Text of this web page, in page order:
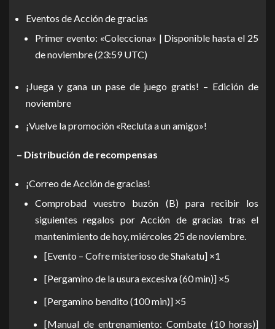
Eventos de Acción de gracias
Primer evento: «Colecciona» | Disponible hasta el 25
de noviembre (23:59 UTC)
¡Juega y gana un pase de juego gratis! – Edición de
noviembre
¡Vuelve la promoción «Recluta a un amigo»!
– Distribución de recompensas
¡Correo de Acción de gracias!
Comprobad vuestro buzón (B) para recibir los
siguientes regalos por Acción de gracias tras el
mantenimiento de hoy, miércoles 25 de noviembre.
[Evento – Cofre misterioso de Shakatu] ×1
[Pergamino de la usura excesiva (60 min)] ×5
[Pergamino bendito (100 min)] ×5
[Manual de entrenamiento: Combate (10 horas)]